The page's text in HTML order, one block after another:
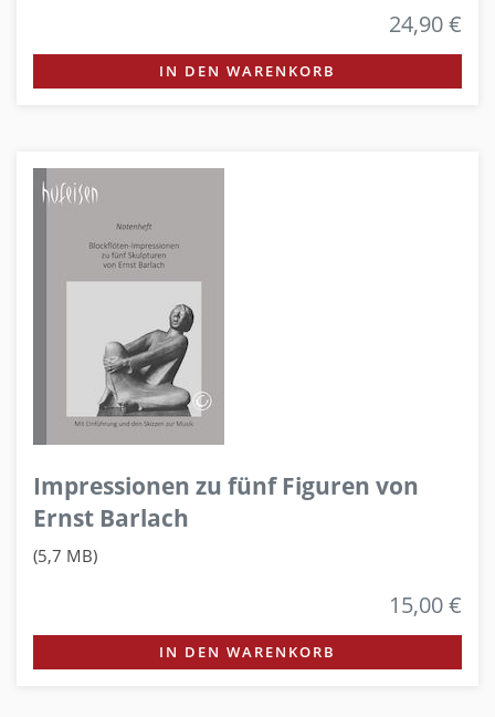
24,90 €
IN DEN WARENKORB
Impressionen zu fünf Figuren von
Ernst Barlach
(5,7 MB)
15,00 €
IN DEN WARENKORB